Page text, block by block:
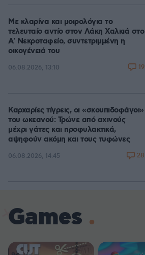
Με κλαρίνα και μοιρολόγια το
τελευταίο αντίο στον Λάκη Χαλκιά στο
A' Νεκροταφείο, συντετριμμένη η
οικογένειά του
06.08.2026, 13:10 19
Καρχαρίες τίγρεις, οι «σκουπιδοφάγοι»
του ωκεανού: Τρώνε από αχινούς
μέχρι γάτες και προφυλακτικά,
αψηφούν ακόμη και τους τυφώνες
06.08.2026, 14:45 28
Games